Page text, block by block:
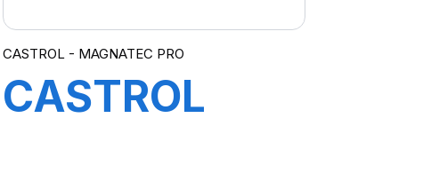
CASTROL - MAGNATEC PRO
CASTROL